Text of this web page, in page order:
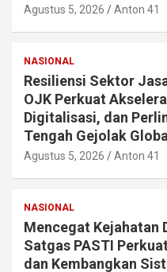
Agustus 5, 2026 Anton 41
NASIONAL
Resiliensi Sektor
OJK Perkuat
Digitalisasi, dan
Tengah Gejolak
Agustus 5, 2026 Anton 41
NASIONAL
Mencegat Kejahatan
Satgas PASTI
dan Kembangkan